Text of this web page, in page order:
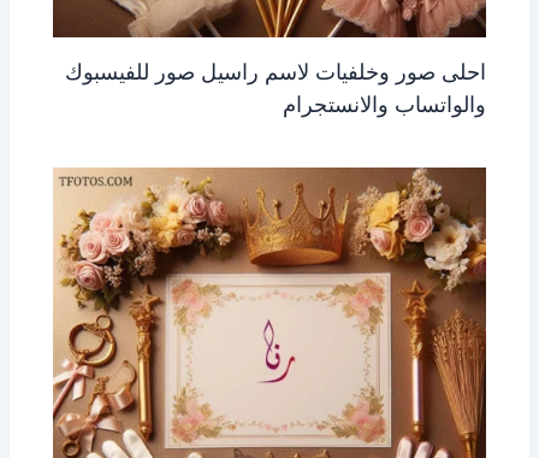
احلى صور وخلفيات لاسم راسيل صور للفيسبوك
والواتساب والانستجرام